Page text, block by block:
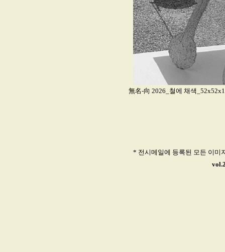
無名-向 2026_철에 채색
* 전시메일에 등록된 모든 이미